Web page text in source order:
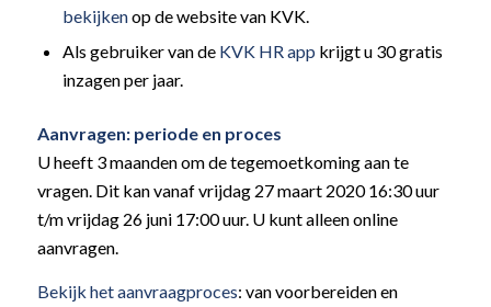
bekijkenop de website van KVK.
Als gebruiker van de KVK HR app krijgt u 30 gratis
inzagen per jaar.
Aanvragen: periode en proces
U heeft 3 maanden om de tegemoetkoming aan te
vragen. Dit kan vanaf vrijdag 27 maart 2020 16:30 uur
t/m vrijdag 26 juni 17:00 uur. U kunt alleen online
aanvragen.
Bekijk het aanvraagproces: van voorbereiden en